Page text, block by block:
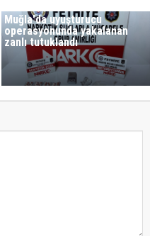
Muğla'da uyuşturucu
operasyonunda yakalanan
zanlı tutuklandı